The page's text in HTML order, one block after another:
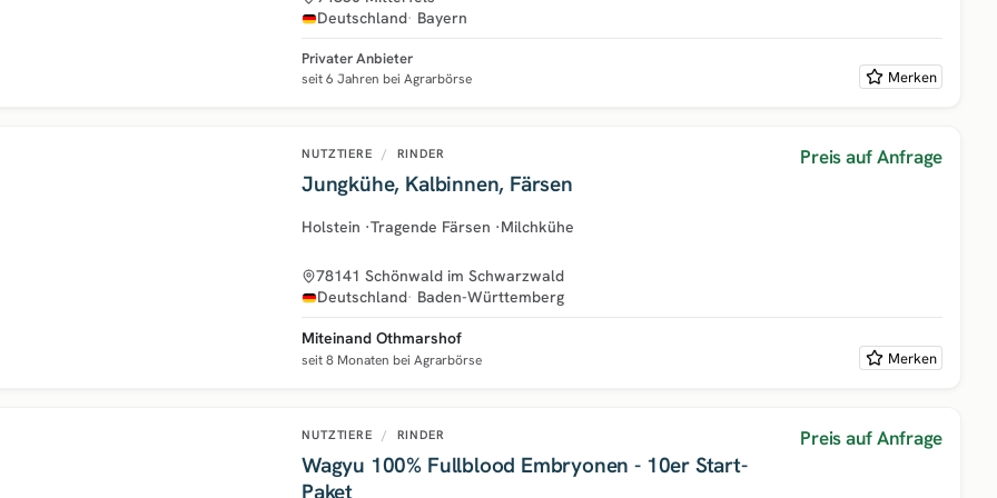
Deutschland Bayern
Privater Anbieter
seit 6 Jahren bei Agrarbörse Merken
NUTZTIERE / RINDER
Jungkühe, Kalbinnen, Färsen
Preis auf Anfrage
Holstein ·Tragende Färsen ·Milchkühe
78141 Schönwald im Schwarzwald
Deutschland Baden-Württemberg
Miteinand Othmarshof
seit 8 Monaten bei Agrarbörse Merken
NUTZTIERE / RINDER
Wagyu 100% Fullblood Embryonen - 10er Start-
Paket
Preis auf Anfrage